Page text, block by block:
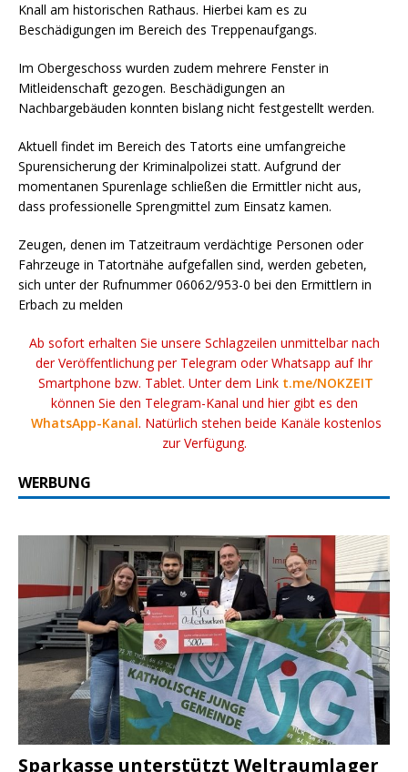
Knall am historischen Rathaus. Hierbei kam es zu
Beschädigungen im Bereich des Treppenaufgangs.
Im Obergeschoss wurden zudem mehrere Fenster in
Mitleidenschaft gezogen. Beschädigungen an
Nachbargebäuden konnten bislang nicht festgestellt werden.
Aktuell findet im Bereich des Tatorts eine umfangreiche
Spurensicherung der Kriminalpolizei statt. Aufgrund der
momentanen Spurenlage schließen die Ermittler nicht aus,
dass professionelle Sprengmittel zum Einsatz kamen.
Zeugen, denen im Tatzeitraum verdächtige Personen oder
Fahrzeuge in Tatortnähe aufgefallen sind, werden gebeten,
sich unter der Rufnummer 06062/953-0 bei den Ermittlern in
Erbach zu melden
Ab sofort erhalten Sie unsere Schlagzeilen unmittelbar nach
der Veröffentlichung per Telegram oder Whatsapp auf Ihr
Smartphone bzw. Tablet. Unter dem Link t.me/NOKZEIT
können Sie den Telegram-Kanal und hier gibt es den
WhatsApp-Kanal. Natürlich stehen beide Kanäle kostenlos
zur Verfügung.
WERBUNG
Sparkasse unterstützt Weltraumlager